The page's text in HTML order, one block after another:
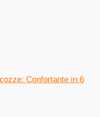
Confortante in 6